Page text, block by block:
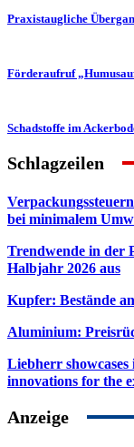
Praxistaugliche
Förderaufruf
Schadstoffe im
Schlagzeilen
bei minimalem
Trendwende in der
Halbjahr 2026 aus
Kupfer: Bestände
Aluminium:
Liebherr
innovations for the
Anzeige